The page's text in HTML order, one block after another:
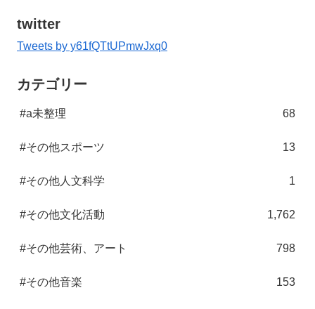
twitter
Tweets by y61fQTtUPmwJxq0
カテゴリー
#a未整理 68
#その他スポーツ 13
#その他人文科学 1
#その他文化活動 1,762
#その他芸術、アート 798
#その他音楽 153